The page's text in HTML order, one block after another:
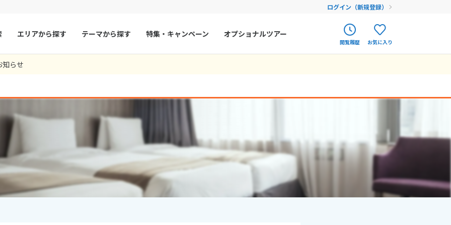
ログイン（新規登録）
エリアから探す
イギリス
オーストリア
スロヴァキア
アイスランド
フィンランド
デンマーク
エストニア
リトアニア
ギリシャ
クロアチア
モンテネグロ ブルガリア
ルーマニア
テーマから探す 特集・キャンペーン オプショナルツアー
閲覧履歴 お気に入り
知らせ